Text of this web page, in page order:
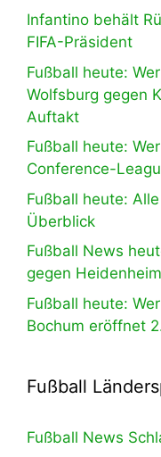
Infantino behält
FIFA-Präsident
Fußball heute:
Wolfsburg gegen
Auftakt
Fußball heute:
Conference-
Fußball heute:
Überblick
Fußball News
gegen
Fußball heute:
Bochum eröffnet
Fußball
Fußball News